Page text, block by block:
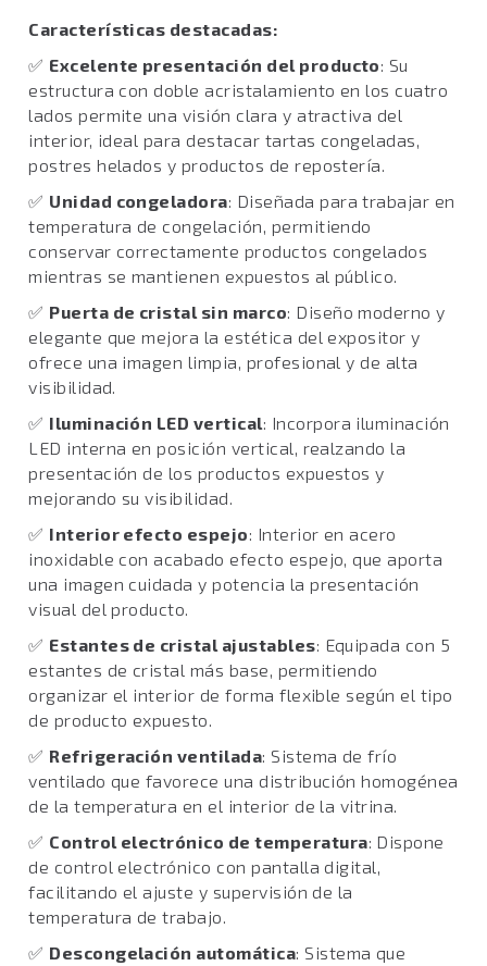
Características destacadas:
✅ Excelente presentación del producto: Su
estructura con doble acristalamiento en los cuatro
lados permite una visión clara y atractiva del
interior, ideal para destacar tartas congeladas,
postres helados y productos de repostería.
✅ Unidad congeladora: Diseñada para trabajar en
temperatura de congelación, permitiendo
conservar correctamente productos congelados
mientras se mantienen expuestos al público.
✅ Puerta de cristal sin marco: Diseño moderno y
elegante que mejora la estética del expositor y
ofrece una imagen limpia, profesional y de alta
visibilidad.
✅ Iluminación LED vertical: Incorpora iluminación
LED interna en posición vertical, realzando la
presentación de los productos expuestos y
mejorando su visibilidad.
✅ Interior efecto espejo: Interior en acero
inoxidable con acabado efecto espejo, que aporta
una imagen cuidada y potencia la presentación
visual del producto.
✅ Estantes de cristal ajustables: Equipada con 5
estantes de cristal más base, permitiendo
organizar el interior de forma flexible según el tipo
de producto expuesto.
✅ Refrigeración ventilada: Sistema de frío
ventilado que favorece una distribución homogénea
de la temperatura en el interior de la vitrina.
✅ Control electrónico de temperatura: Dispone
de control electrónico con pantalla digital,
facilitando el ajuste y supervisión de la
temperatura de trabajo.
✅ Descongelación automática: Sistema que